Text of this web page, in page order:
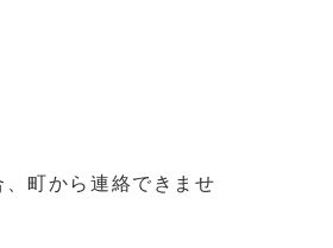
町から連絡できませ